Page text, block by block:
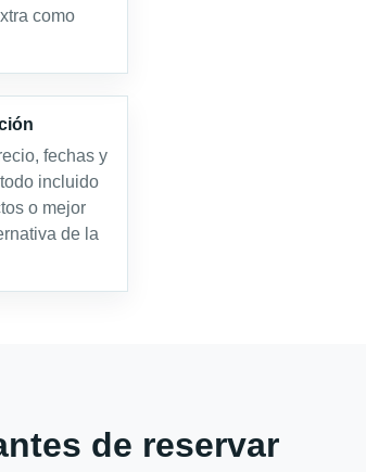
como
fechas y
incluido
o mejor
de la
de reservar